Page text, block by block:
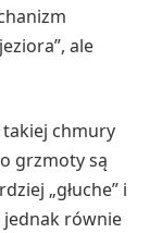
ale
chmury
grzmoty są
„głuche” i
jednak równie